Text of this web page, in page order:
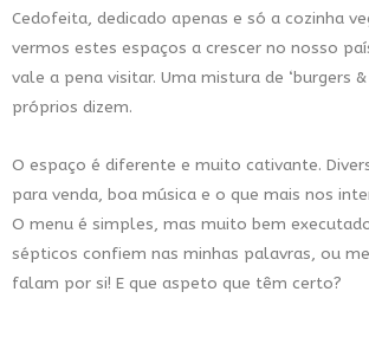
Cedofeita, dedicado apenas e só a cozinha
vermos estes espaços a crescer no nosso
vale a pena visitar. Uma mistura de ‘burgers &
próprios dizem.
O espaço é diferente e muito cativante.
para venda, boa música e o que mais nos
O menu é simples, mas muito bem
sépticos confiem nas minhas palavras, ou
falam por si! E que aspeto que têm certo?